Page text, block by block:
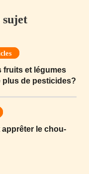
fruits et légumes
plus de pesticides?
apprêter le chou-